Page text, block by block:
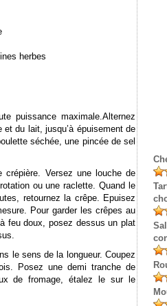
herbes
puissance maximale.Alternez
et du lait, jusqu’à épuisement de
séchée, une pincée de sel
crépière. Versez une louche de
ou une raclette. Quand le
retournez la crêpe. Epuisez
Pour garder les crêpes au
feu doux, posez dessus un plat
le sens de la longueur. Coupez
Posez une demi tranche de
de fromage, étalez le sur le